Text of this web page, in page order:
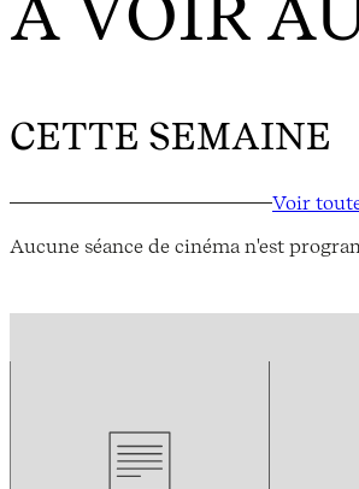
CETTE SEMAINE
Voir
Aucune séance de cinéma n'est